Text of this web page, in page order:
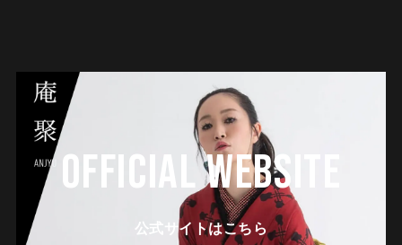
OFFICIAL WEBSITE
公式サイトはこちら